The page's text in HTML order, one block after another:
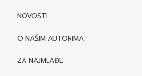
NOVOSTI
O NAŠIM AUTORIMA
Biografije autora
ZA NAJMLAĐE